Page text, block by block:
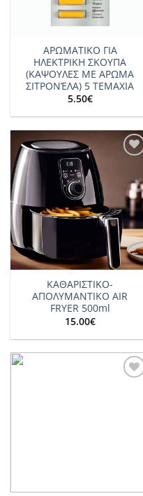
ΑΡΩΜΑΤΙΚΟ ΓΙΑ
ΗΛΕΚΤΡΙΚΗ ΣΚΟΥΠΑ
(ΚΑΨΟΥΛΕΣ ΜΕ ΑΡΩΜΑ
ΣΙΤΡΟΝΈΛΑ) 5 TEMAXIA
5.50€
ΚΑΘΑΡΙΣΤΙΚΟ-
ΑΠΟΛΥΜΑΝΤΙΚΟ AIR
FRYER 500ml
15.00€